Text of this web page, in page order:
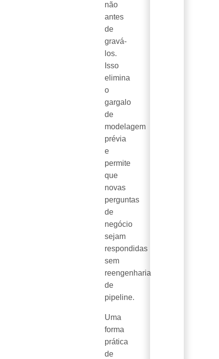
não
antes
de
gravá-
los.
Isso
elimina
o
gargalo
de
modelagem
prévia
e
permite
que
novas
perguntas
de
negócio
sejam
respondidas
sem
reengenharia
de
pipeline.
Uma
forma
prática
de